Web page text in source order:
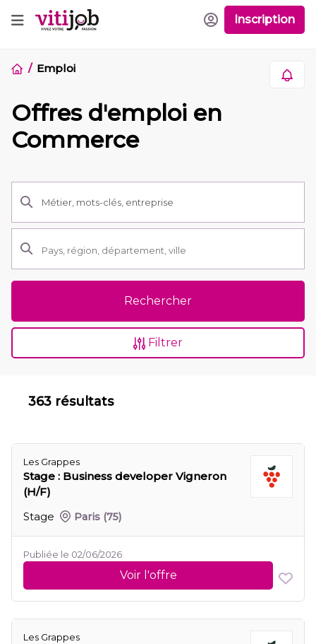
Inscription
Emploi
Offres d'emploi en
Commerce
Rechercher
Filtrer
363 résultats
Les Grappes
Stage : Business developer Vigneron
(H/F)
Stage
Paris (75)
Publiée le 02/06/2026
Voir l'offre
Les Grappes